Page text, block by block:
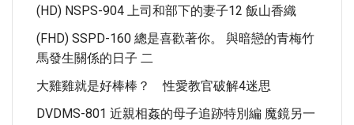
(HD) NSPS-904 上司和部下的妻子12 飯山香織
(FHD) SSPD-160 總是喜歡著你。 與暗戀的青梅竹
馬發生關係的日子 二
大雞雞就是好棒棒？ 性愛教官破解4迷思
DVDMS-801 近親相姦的母子追跡特別編 魔鏡另一